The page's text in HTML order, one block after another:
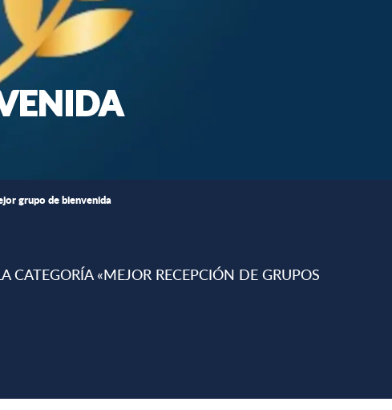
grupo de bienvenida
CATEGORÍA «MEJOR RECEPCIÓN DE GRUPOS
favoris